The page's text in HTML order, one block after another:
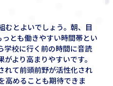
むとよいでしょう。朝、目
とも働きやすい時間帯とい
学校に行く前の時間に音読
より高まりやすいです。
れて前頭前野が活性化され
高めることも期待できま